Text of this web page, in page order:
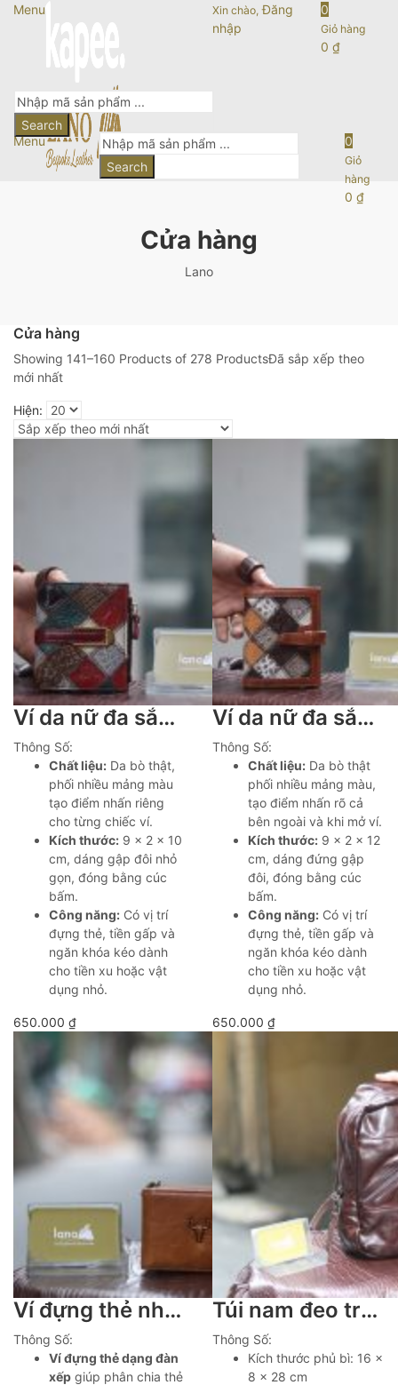
Menu Xin chào, Đăng
nhập
0
Giỏ hàng
0 ₫
Search
Menu
Search
0
Giỏ
hàng
0₫
Cửa hàng
Lano
Cửa hàng
Showing 141–160 Products of 278 ProductsĐã sắp xếp theo
mới nhất
Hiện:
Ví da nữ đa sắc mẫu mới Lano VDNU01
Thông Số:
Chất liệu: Da bò thật,
phối nhiều mảng màu
tạo điểm nhấn riêng
cho từng chiếc ví.
Kích thước: 9 × 2 × 10
cm, dáng gập đôi nhỏ
gọn, đóng bằng cúc
bấm.
Công năng: Có vị trí
đựng thẻ, tiền gấp và
ngăn khóa kéo dành
cho tiền xu hoặc vật
dụng nhỏ.
650.000 ₫
Ví da nữ đa sắc thời trang thanh lịch Lano VDNU02
Thông Số:
Chất liệu: Da bò thật
phối nhiều mảng màu,
tạo điểm nhấn rõ cả
bên ngoài và khi mở ví.
Kích thước: 9 × 2 × 12
cm, dáng đứng gập
đôi, đóng bằng cúc
bấm.
Công năng: Có vị trí
đựng thẻ, tiền gấp và
ngăn khóa kéo dành
cho tiền xu hoặc vật
dụng nhỏ.
650.000 ₫
Ví đựng thẻ nhiều ngăn có cúc bấm Lano VDNT04
Thông Số:
Ví đựng thẻ dạng đàn
xếp giúp phân chia thẻ
Túi nam đeo trước ngực da bò cao cấp Lano TDL88
Thông Số:
Kích thước phủ bì: 16 x
8 x 28 cm